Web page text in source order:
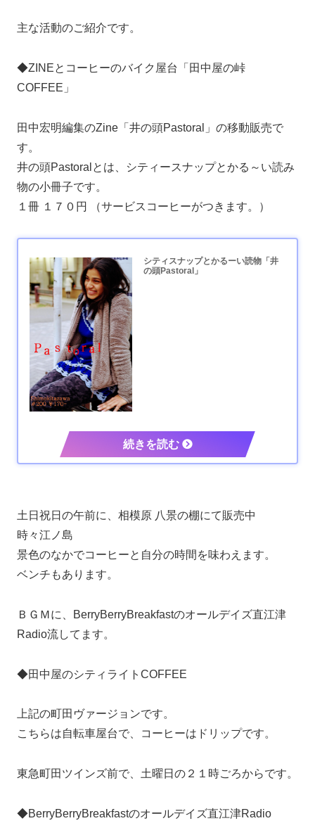
主な活動のご紹介です。
◆ZINEとコーヒーのバイク屋台「田中屋の峠
COFFEE」
田中宏明編集のZine「井の頭Pastoral」の移動販売で
す。
井の頭Pastoralとは、シティースナップとかる～い読み
物の小冊子です。
１冊 １７０円 （サービスコーヒーがつきます。）
シティスナップとかるーい読物「井
の頭Pastoral」
土日祝日の午前に、相模原 八景の棚にて販売中
時々江ノ島
景色のなかでコーヒーと自分の時間を味わえます。
ベンチもあります。
ＢＧＭに、BerryBerryBreakfastのオールデイズ直江津
Radio流してます。
◆田中屋のシティライトCOFFEE
上記の町田ヴァージョンです。
こちらは自転車屋台で、コーヒーはドリップです。
東急町田ツインズ前で、土曜日の２１時ごろからです。
◆BerryBerryBreakfastのオールデイズ直江津Radio